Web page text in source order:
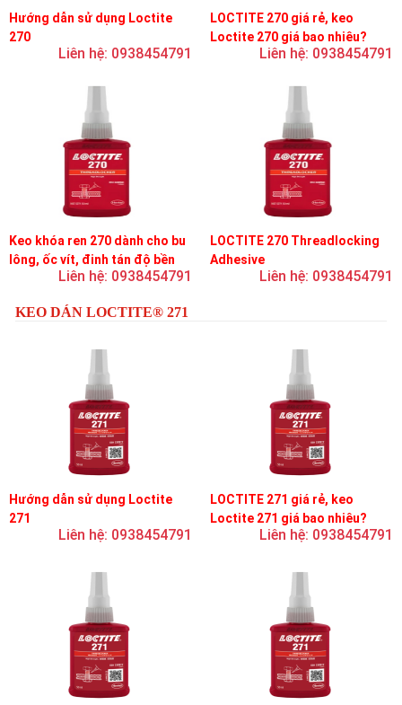
Hướng dẫn sử dụng Loctite
270
Liên hệ: 0938454791
LOCTITE 270 giá rẻ, keo
Loctite 270 giá bao nhiêu?
Liên hệ: 0938454791
Keo khóa ren 270 dành cho bu
lông, ốc vít, đinh tán độ bền
cao, khóa vĩnh viễn
Liên hệ: 0938454791
LOCTITE 270 Threadlocking
Adhesive
Liên hệ: 0938454791
KEO DÁN LOCTITE® 271
Hướng dẫn sử dụng Loctite
271
Liên hệ: 0938454791
LOCTITE 271 giá rẻ, keo
Loctite 271 giá bao nhiêu?
Liên hệ: 0938454791